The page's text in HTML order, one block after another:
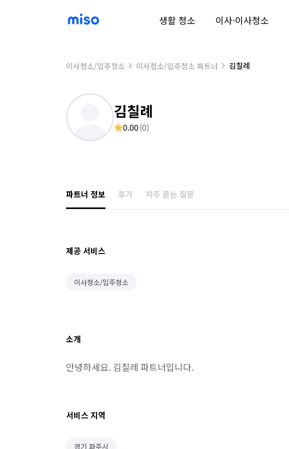
생활 청소 이사·이사청소
이사청소/입주청소 이사청소/입주청소 파트너 김칠례
김칠례
0.00(0)
파트너 정보 후기 자주 묻는 질문
제공 서비스
이사청소/입주청소
소개
안녕하세요. 김칠례 파트너입니다.
서비스 지역
경기 파주시